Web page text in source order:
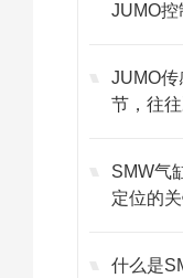
JUMO控
JUMO传
节，往
SMW气
定位的
什么是